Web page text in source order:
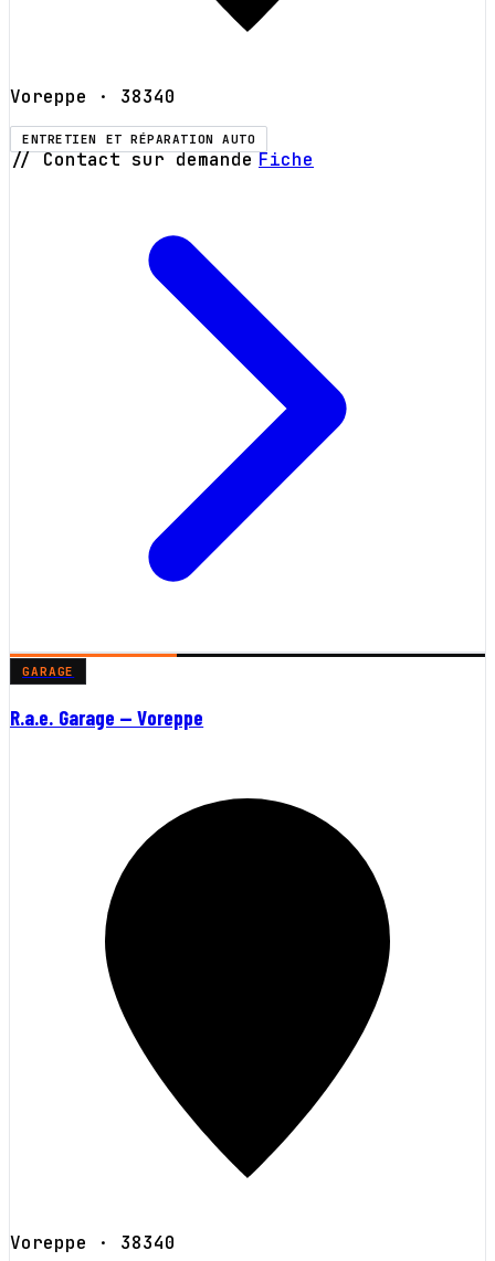
Voreppe · 38340
ENTRETIEN ET RÉPARATION AUTO
// Contact sur demande Fiche
GARAGE
R.a.e. Garage — Voreppe
Voreppe · 38340